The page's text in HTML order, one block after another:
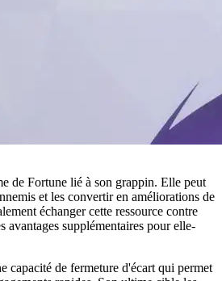
de Fortune lié à son grappin. Elle peut
et les convertir en améliorations de
échanger cette ressource contre
avantages supplémentaires pour elle-
capacité de fermeture d'écart qui permet